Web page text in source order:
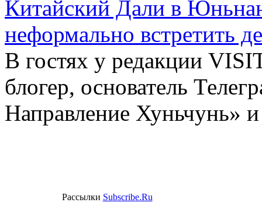
Китайский Дали в
неформально встретить
В гостях у редакции
блогер, основатель
Направление Хуньчунь»
Рассылки Subscribe.Ru